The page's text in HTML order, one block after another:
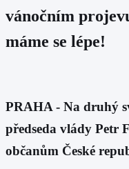
vánočním
máme se lépe!
PRAHA - Na druhý
předseda vlády Petr
občanům České